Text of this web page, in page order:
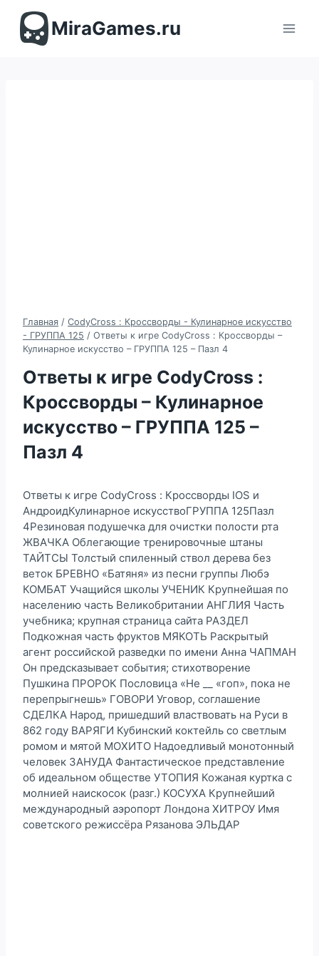
содержимомуMiraGames.ru
Главная / CodyCross : Кроссворды - Кулинарное искусство
- ГРУППА 125 / Ответы к игре CodyCross : Кроссворды –
Кулинарное искусство – ГРУППА 125 – Пазл 4
Ответы к игре CodyCross :
Кроссворды – Кулинарное
искусство – ГРУППА 125 –
Пазл 4
Ответы к игре CodyCross : Кроссворды IOS и
АндроидКулинарное искусствоГРУППА 125Пазл
4Резиновая подушечка для очистки полости рта
ЖВАЧКА Облегающие тренировочные штаны
ТАЙТСЫ Толстый спиленный ствол дерева без
веток БРЕВНО «Батяня» из песни группы Любэ
КОМБАТ Учащийся школы УЧЕНИК Крупнейшая по
населению часть Великобритании АНГЛИЯ Часть
учебника; крупная страница сайта РАЗДЕЛ
Подкожная часть фруктов МЯКОТЬ Раскрытый
агент российской разведки по имени Анна ЧАПМАН
Он предсказывает события; стихотворение
Пушкина ПРОРОК Пословица «Не __ «гоп», пока не
перепрыгнешь» ГОВОРИ Уговор, соглашение
СДЕЛКА Народ, пришедший властвовать на Руси в
862 году ВАРЯГИ Кубинский коктейль со светлым
ромом и мятой МОХИТО Надоедливый монотонный
человек ЗАНУДА Фантастическое представление
об идеальном обществе УТОПИЯ Кожаная куртка с
молнией наискосок (разг.) КОСУХА Крупнейший
международный аэропорт Лондона ХИТРОУ Имя
советского режиссёра Рязанова ЭЛЬДАР